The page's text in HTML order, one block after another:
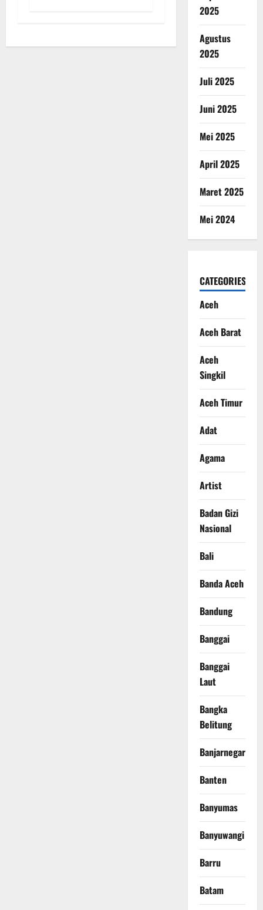
2025
Agustus
2025
Juli 2025
Juni 2025
Mei 2025
April 2025
Maret 2025
Mei 2024
CATEGORIES
Aceh
Aceh Barat
Aceh
Singkil
Aceh Timur
Adat
Agama
Artist
Badan Gizi
Nasional
Bali
Banda Aceh
Bandung
Banggai
Banggai
Laut
Bangka
Belitung
Banjarnegara
Banten
Banyumas
Banyuwangi
Barru
Batam